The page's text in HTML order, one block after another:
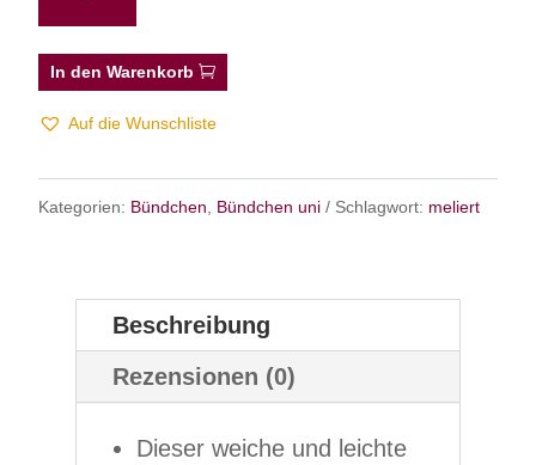
In den Warenkorb
Auf die Wunschliste
Kategorien: Bündchen, Bündchen uni Schlagwort: meliert
Beschreibung
Rezensionen (0)
Dieser weiche und leichte